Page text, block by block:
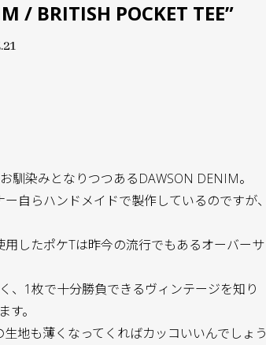
/ BRITISH POCKET TEE”
馴染みとなりつつあるDAWSON DENIM。
自らハンドメイドで製作しているのですが、
したポケTは昨今の流行でもあるオーバーサ
、1枚で十分勝負できるヴィンテージを知り
。
地も薄くなってくればカッコいいんでしょう